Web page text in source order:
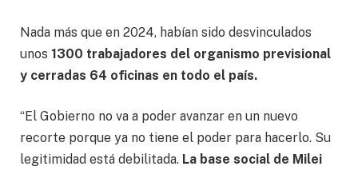
Nada más que en 2024, habían sido desvinculados
unos 1300 trabajadores del organismo previsional
y cerradas 64 oficinas en todo el país.
“El Gobierno no va a poder avanzar en un nuevo
recorte porque ya no tiene el poder para hacerlo. Su
legitimidad está debilitada. La base social de Milei